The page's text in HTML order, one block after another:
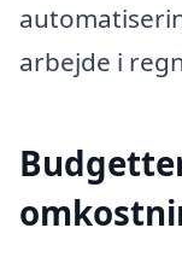
arbejde i